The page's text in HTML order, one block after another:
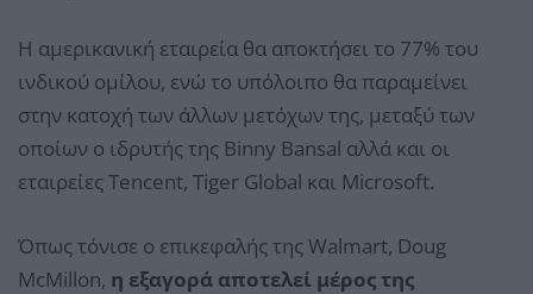
Η αμερικανική εταιρεία θα αποκτήσει το 77% του
ινδικού ομίλου, ενώ το υπόλοιπο θα παραμείνει
στην κατοχή των άλλων μετόχων της, μεταξύ των
οποίων ο ιδρυτής της Binny Bansal αλλά και οι
εταιρείες Tencent, Tiger Global και Microsoft.
Όπως τόνισε ο επικεφαλής της Walmart, Doug
McMillon, η εξαγορά αποτελεί μέρος της